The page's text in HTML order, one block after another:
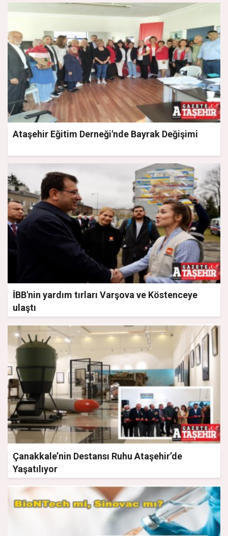
Ataşehir Eğitim Derneği'nde Bayrak Değişimi
İBB'nin yardım tırları Varşova ve Köstenceye
ulaştı
Çanakkale’nin Destansı Ruhu Ataşehir’de
Yaşatılıyor